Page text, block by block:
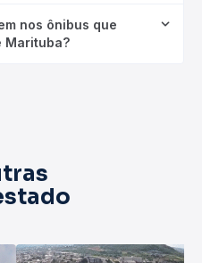
nos ônibus que
Marituba?